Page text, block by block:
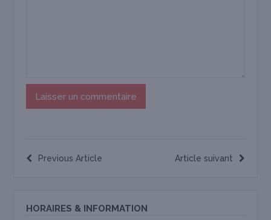
Article suivant
Previous Article
HORAIRES & INFORMATION